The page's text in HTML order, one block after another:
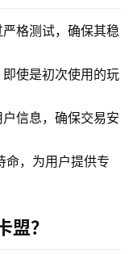
格测试，确保其稳
使是初次使用的玩
信息，确保交易安
命，为用户提供专
盟？